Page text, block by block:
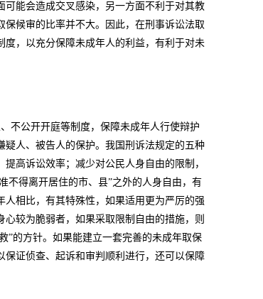
能会造成交叉感染，另一方面不利于对其教
候审的比率并不大。因此，在刑事诉讼法取
，以充分保障未成年人的利益，有利于对未
不公开开庭等制度，保障未成年人行使辩护
人、被告人的保护。我国刑诉法规定的五种
高诉讼效率；减少对公民人身自由的限制，
不得离开居住的市、县”之外的人身自由，有
相比，有其特殊性，如果适用更为严厉的强
较为脆弱者，如果采取限制自由的措施，则
”的方针。如果能建立一套完善的未成年取保
证侦查、起诉和审判顺利进行，还可以保障